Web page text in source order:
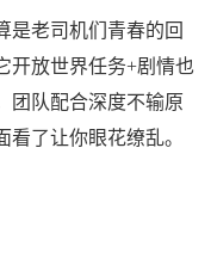
是老司机们青春的回
开放世界任务+剧情也
团队配合深度不输原
了让你眼花缭乱。